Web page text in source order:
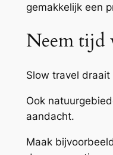
gemakkelijk een
Neem tijd
Slow travel
Ook
aandacht.
Maak